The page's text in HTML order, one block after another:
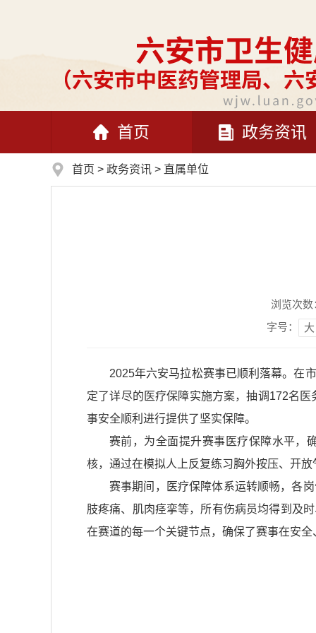
首页 政务资讯
首页 > 政务资讯 > 直属单位
浏览次数
字号：
大
2025年六安马拉松赛事已顺利落幕。在
定了详尽的医疗保障实施方案，抽调172名
事安全顺利进行提供了坚实保障。
赛前，为全面提升赛事医疗保障水平，
核，通过在模拟人上反复练习胸外按压、开
赛事期间，医疗保障体系运转顺畅，各
肢疼痛、肌肉痉挛等，所有伤病员均得到及
在赛道的每一个关键节点，确保了赛事在安